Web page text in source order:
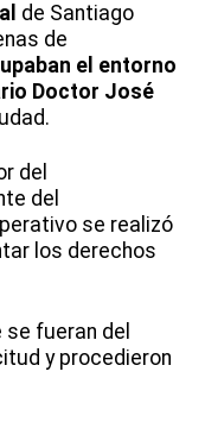
de Santiago
de
el entorno
Doctor José
del
del
se realizó
los derechos
fueran del
y procedieron